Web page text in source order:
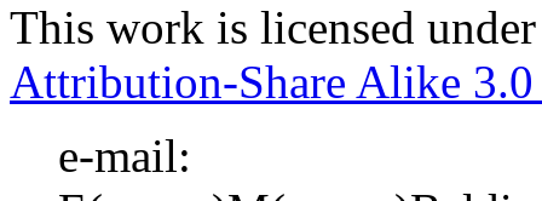
This work is licensed
Attribution-Share Alike 3.0
e-mail: